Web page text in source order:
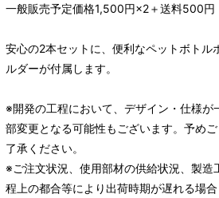
一般販売予定価格1,500円×2＋送料500円
安心の2本セットに、便利なペットボトル
ルダーが付属します。
※開発の工程において、デザイン・仕様が
部変更となる可能性もございます。予めご
了承ください。
※ご注文状況、使用部材の供給状況、製造
程上の都合等により出荷時期が遅れる場合